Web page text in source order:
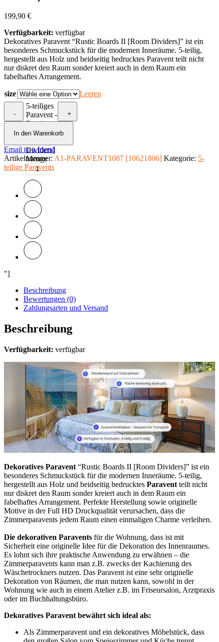
199,90 €
Verfügbarkeit: verfügbar
Dekoratives Paravent “Rustic Boards II [Room Dividers]” ist ein
besonderes Schmuckstück für die modernen Inneräume. 5-teilig,
hergestellt aus Holz und beidseitig bedrucktes Paravent teilt nicht
nur diskret den Raum sonder kreiert auch in dem Raum ein
fabelhaftes Arrangement.
size Leeren
-
5-teiliges
Paravent -
Rustic
Boards II
Dividers]
Menge
+
In den Warenkorb
Email to a friend
Artikelnummer: A1-PARAVENT1087 [10621806] Kategorie: 5-
teilige Paravents
"]
Beschreibung
Bewertungen (0)
Zahlungsarten und Versand
Beschreibung
Verfügbarkeit: verfügbar
Dekoratives Paravent “Rustic Boards II [Room Dividers]” ist ein
besonderes Schmuckstück für die modernen Inneräume. 5-teilig,
hergestellt aus Holz und beidseitig bedrucktes Paravent teilt nicht
nur diskret den Raum sonder kreiert auch in dem Raum ein
fabelhaftes Arrangement. Perfekte Herstellung sowie originelle
Motive in der Full HD Druckqualität verursachen, dass die
Zimmerparavents jedem Raum einen einmaligen Charme verleihen.
Die dekorativen Paravents für die Wohnung, dass ist mit
Sicherheit eine originelle Idee für die Dekoration des Innenraumes.
Es lohnt sich ihre praktische Anwendung zu erwähnen – die
Zimmerparavents kann man z.B. zwecks der Kachierung des
Wäschetrockners nutzen. Das Paravent ist eine sehr originelle
Dekoration von Räumen, die man nutzen kann, sowohl in der
Wohnung wie auch in einem Atelier z.B. im Friseursalon, Arztpraxis
oder im Buchhaltungsbüro.
Dekoratives Paravent bewährt sich ideal als:
Als Zimmerparavent und ein dekoratives Möbelstück, dass